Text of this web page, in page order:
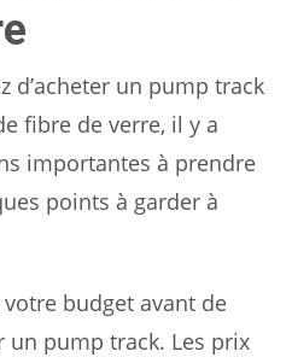
d’acheter un pump track
fibre de verre, il y a
importantes à prendre
points à garder à
budget avant de
un pump track. Les prix